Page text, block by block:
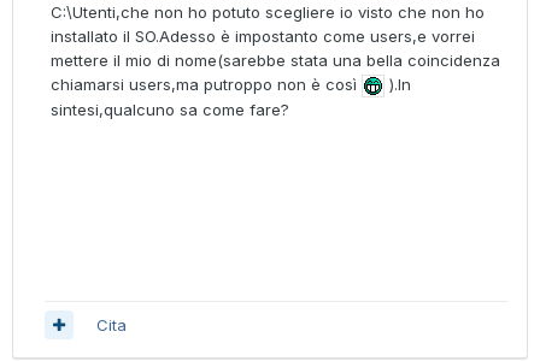
C:\Utenti,che non ho potuto scegliere io visto che non ho
installato il SO.Adesso è impostanto come users,e vorrei
mettere il mio di nome(sarebbe stata una bella coincidenza
chiamarsi users,ma putroppo non è così
).In
sintesi,qualcuno sa come fare?
Cita